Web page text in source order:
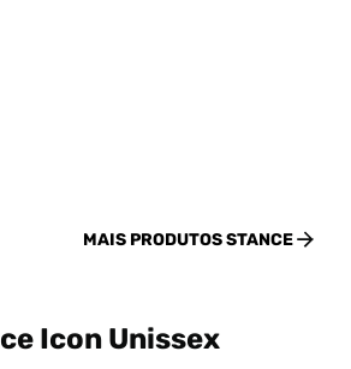
MAIS PRODUTOSSTANCE
Icon Unissex